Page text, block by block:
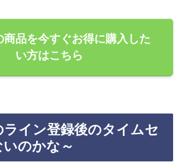
商品を今すぐお得に購入した
い方はこちら
ライン登録後のタイムセ
のかな～